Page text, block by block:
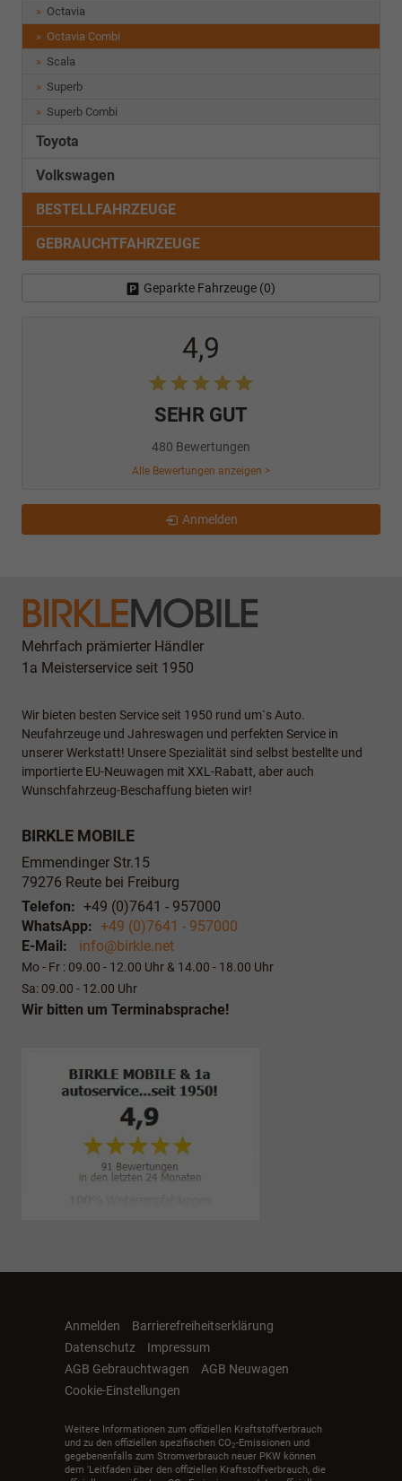
Octavia
Octavia Combi
Scala
Superb
Superb Combi
Toyota
Volkswagen
BESTELLFAHRZEUGE
GEBRAUCHTFAHRZEUGE
Geparkte Fahrzeuge (0)
4,9
SEHR GUT
480 Bewertungen
Alle Bewertungen anzeigen >
Anmelden
Mehrfach prämierter Händler
1a Meisterservice seit 1950
Wir bieten besten Service seit 1950 rund um`s Auto.
Neufahrzeuge und Jahreswagen und perfekten Service in
unserer Werkstatt! Unsere Spezialität sind selbst bestellte und
importierte EU-Neuwagen mit XXL-Rabatt, aber auch
Wunschfahrzeug-Beschaffung bieten wir!
BIRKLE MOBILE
Emmendinger Str.15
79276 Reute bei Freiburg
Telefon: +49 (0)7641 - 957000
WhatsApp: +49 (0)7641 - 957000
E-Mail:
info@birkle.net
Mo - Fr : 09.00 - 12.00 Uhr & 14.00 - 18.00 Uhr
Sa: 09.00 - 12.00 Uhr
Wir bitten um Terminabsprache!
Anmelden
Barrierefreiheitserklärung
Datenschutz
Impressum
AGB Gebrauchtwagen
AGB Neuwagen
Cookie-Einstellungen
Weitere Informationen zum offiziellen Kraftstoffverbrauch
und zu den offiziellen spezifischen CO2-Emissionen und
gegebenenfalls zum Stromverbrauch neuer PKW können
dem 'Leitfaden über den offiziellen Kraftstoffverbrauch, die